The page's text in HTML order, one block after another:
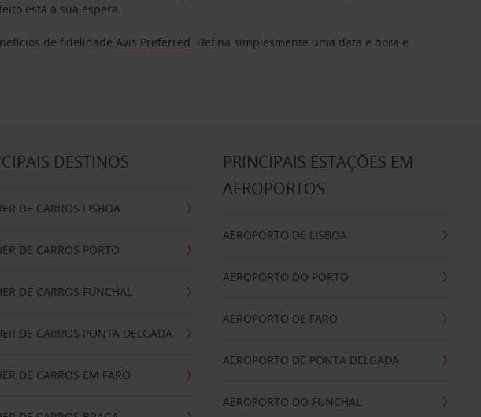
está à sua espera.
de fidelidadeAvis Preferred. Defina simplesmente uma data e hora e
DESTINOS
DE CARROS LISBOA
DE CARROS PORTO
DE CARROS FUNCHAL
DE CARROS PONTA DELGADA
DE CARROS EM FARO
PRINCIPAIS ESTAÇÕES EM
AEROPORTOS
AEROPORTO DE LISBOA
AEROPORTO DO PORTO
AEROPORTO DE FARO
AEROPORTO DE PONTA DELGADA
AEROPORTO DO FUNCHAL